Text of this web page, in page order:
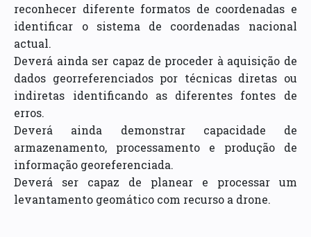
reconhecer diferente formatos de coordenadas e
identificar o sistema de coordenadas nacional
actual.
Deverá ainda ser capaz de proceder à aquisição de
dados georreferenciados por técnicas diretas ou
indiretas identificando as diferentes fontes de
erros.
Deverá ainda demonstrar capacidade de
armazenamento, processamento e produção de
informação georeferenciada.
Deverá ser capaz de planear e processar um
levantamento geomático com recurso a drone.